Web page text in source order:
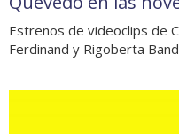
Estrenos de videoclips de
Ferdinand y Rigoberta